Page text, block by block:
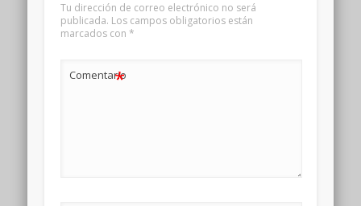
Tu dirección de correo electrónico no será
publicada. Los campos obligatorios están
marcados con *
Comentario
*